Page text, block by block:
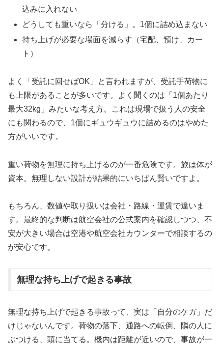
込みに入れない
どうしても重いなら「分ける」。1個に詰め込まない
持ち上げが必要な場面を減らす（宅配、預け、カー
ト）
よく「受託に回せばOK」と言われますが、受託手荷物に
も上限があることが多いです。よく聞くのは「1個あたり
最大32kg」みたいな考え方。これは現場で扱う人の安全
にも関わるので、1個にギュウギュウに詰めるのはやめた
方がいいです。
重い荷物を無理に持ち上げるのが一番危険です。旅は体が
資本。無理しない設計が結果的にいちばん賢いですよ。
もちろん、数値や取り扱いは会社・路線・運賃で違いま
す。最終的な判断は航空会社の公式案内を確認しつつ、不
安が大きい場合は空港や航空会社カウンターで相談するの
が安心です。
無理な持ち上げで起きる事故
無理な持ち上げで起きる事故って、実は「自分のケガ」だ
けじゃないんです。荷物の落下、通路への転倒、隣の人に
ぶつける、頭に当てる。機内は距離が近いので、事故が一